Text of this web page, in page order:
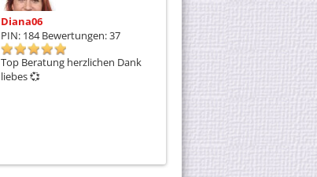
Diana06
PIN: 184 Bewertungen: 37
Top Beratung herzlichen Dank
liebes 💞